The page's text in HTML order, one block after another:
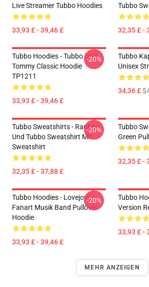
Live Streamer Tubbo Hoodies
33,93 £ - 39,46 £
Tubbo
32,35 £ -
Tubbo Hoodies - Tubbo Und
Tommy Classic Hoodie
TP1211
33,93 £ - 39,46 £
-20%
Tubbo
Unisex
34,36 £
Tubbo Sweatshirts - Ranboo
Und Tubbo Sweatshirt Mit
Sweatshirt
32,35 £ - 37,88 £
-20%
Tubbo
Green
32,35 £ -
Tubbo Hoodies - Lovejoy
Fanart Musik Band Pullover
Hoodie
33,93 £ - 39,46 £
-20%
Tubbo
Version
33,93 £ -
MEHR ANZEIGEN